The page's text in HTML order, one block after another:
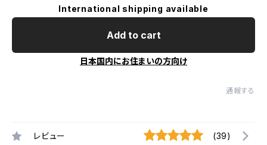
International shipping available
Add to cart
日本国内にお住まいの方向け
通報する
レビュー (39)